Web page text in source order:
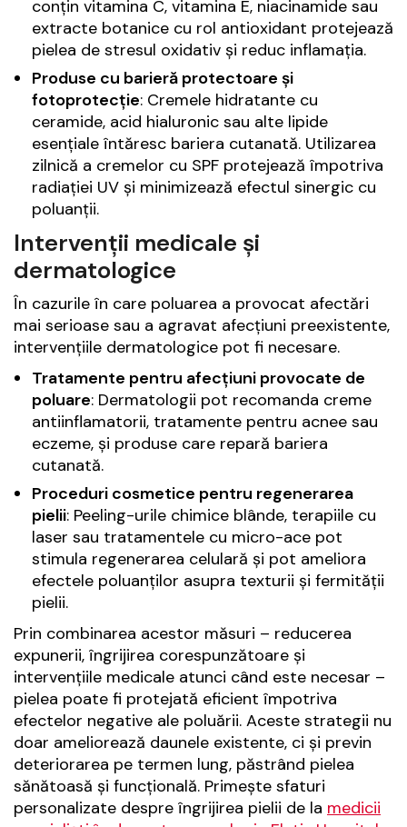
conțin vitamina C, vitamina E, niacinamide sau
extracte botanice cu rol antioxidant protejează
pielea de stresul oxidativ și reduc inflamația.
Produse cu barieră protectoare și
fotoprotecție: Cremele hidratante cu
ceramide, acid hialuronic sau alte lipide
esențiale întăresc bariera cutanată. Utilizarea
zilnică a cremelor cu SPF protejează împotriva
radiației UV și minimizează efectul sinergic cu
poluanții.
Intervenții medicale și
dermatologice
În cazurile în care poluarea a provocat afectări
mai serioase sau a agravat afecțiuni preexistente,
intervențiile dermatologice pot fi necesare.
Tratamente pentru afecțiuni provocate de
poluare: Dermatologii pot recomanda creme
antiinflamatorii, tratamente pentru acnee sau
eczeme, și produse care repară bariera
cutanată.
Proceduri cosmetice pentru regenerarea
pielii: Peeling-urile chimice blânde, terapiile cu
laser sau tratamentele cu micro-ace pot
stimula regenerarea celulară și pot ameliora
efectele poluanților asupra texturii și fermității
pielii.
Prin combinarea acestor măsuri – reducerea
expunerii, îngrijirea corespunzătoare și
intervențiile medicale atunci când este necesar –
pielea poate fi protejată eficient împotriva
efectelor negative ale poluării. Aceste strategii nu
doar ameliorează daunele existente, ci și previn
deteriorarea pe termen lung, păstrând pielea
sănătoasă și funcțională. Primește sfaturi
personalizate despre îngrijirea pielii de la medicii